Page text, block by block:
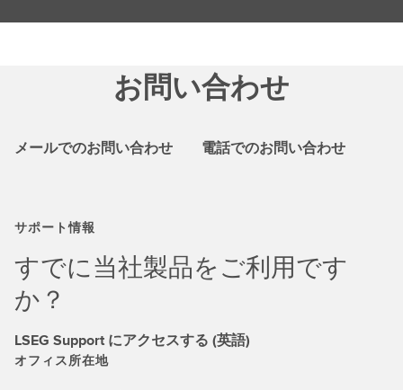
お問い合わせ
メールでのお問い合わせ 電話でのお問い合わせ
サポート情報
すでに当社製品をご利用です
か？
LSEG Support にアクセスする (英語)
オフィス所在地